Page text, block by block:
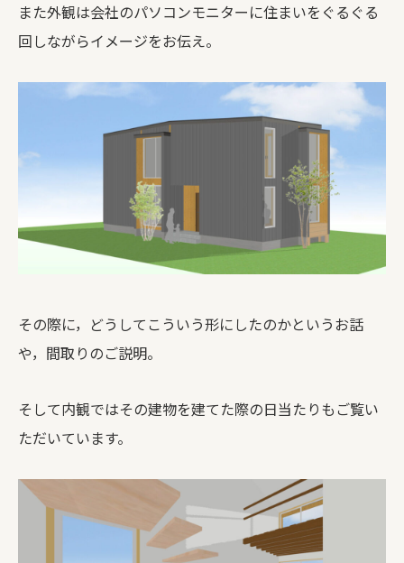
また外観は会社のパソコンモニターに住まいをぐるぐる
回しながらイメージをお伝え。
その際に，どうしてこういう形にしたのかというお話
や，間取りのご説明。
そして内観ではその建物を建てた際の日当たりもご覧い
ただいています。